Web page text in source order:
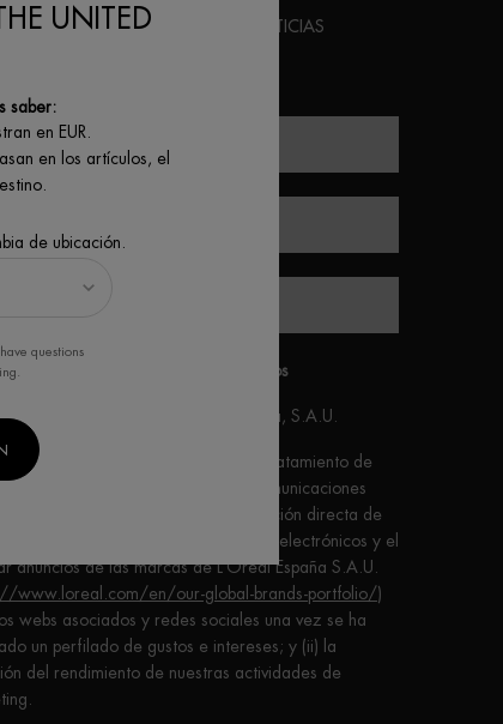
A NUESTRO BOLETÍN DE NOTICIAS
electrónico *
básica sobre protección de datos
del tratamiento : L’Oréal España, S.A.U.
Las finalidades principales de tratamiento de
personales son: (i) el envío de comunicaciones
y promocionales por comunicación directa de
a través de medios ordinarios y electrónicos y el
anuncios de las marcas de L’Oréal España S.A.U.
www.loreal.com/en/our-global-brands-portfolio/)
webs asociados y redes sociales una vez se ha
un perfilado de gustos e intereses; y (ii) la
del rendimiento de nuestras actividades de
UNITED
saber:
en EUR.
en los artículos, el
de ubicación.
questions